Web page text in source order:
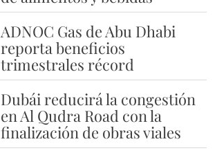
ADNOC Gas de Abu Dhabi
reporta beneficios
trimestrales récord
Dubái reducirá la congestión
en Al Qudra Road con la
finalización de obras viales